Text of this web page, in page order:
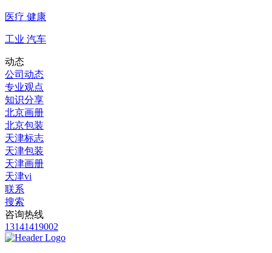
医疗 健康
工业 汽车
动态
公司动态
专业观点
知识分享
北京画册
北京包装
天津标志
天津包装
天津画册
天津vi
联系
搜索
咨询热线
13141419002